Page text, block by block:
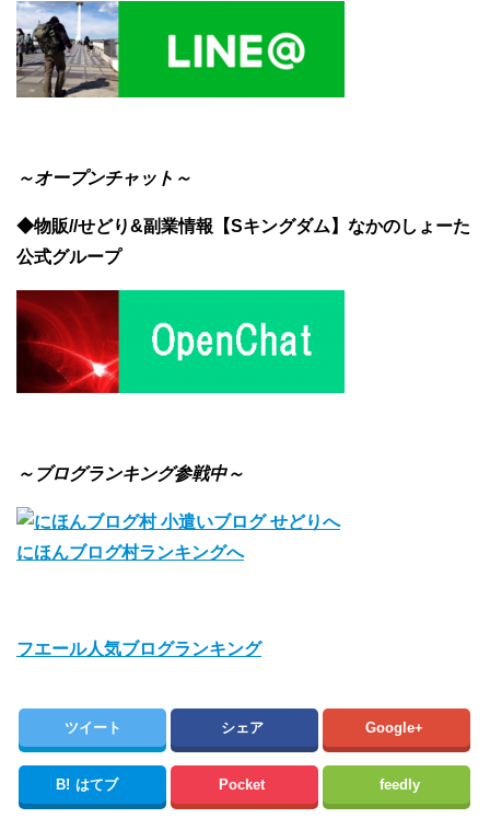
～オープンチャット～
◆物販//せどり&副業情報【Sキングダム】なかのしょーた
公式グループ
～ブログランキング参戦中～
にほんブログ村ランキングへ
フエール人気ブログランキング
ツイート シェア Google+
B! はてブ Pocket feedly